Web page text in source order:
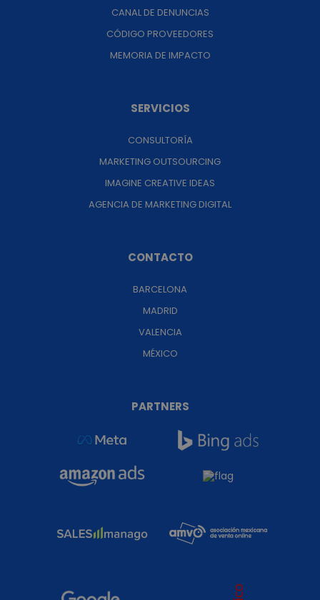
CANAL DE DENUNCIAS
CÓDIGO PROVEEDORES
MEMORIA DE IMPACTO
SERVICIOS
CONSULTORÍA
MARKETING OUTSOURCING
IMAGINE CREATIVE IDEAS
AGENCIA DE MARKETING DIGITAL
CONTACTO
BARCELONA
MADRID
VALENCIA
MÉXICO
PARTNERS